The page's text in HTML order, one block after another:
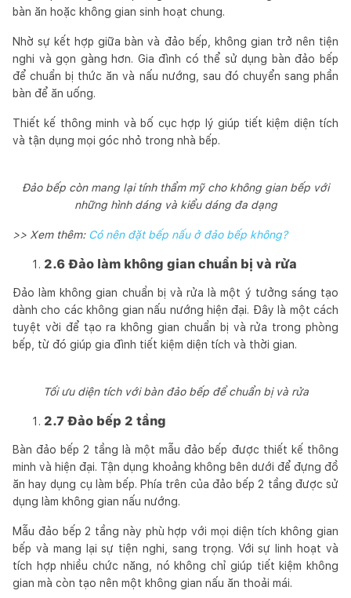
bàn ăn hoặc không gian sinh hoạt chung.
Nhờ sự kết hợp giữa bàn và đảo bếp, không gian trở nên tiện
nghi và gọn gàng hơn. Gia đình có thể sử dụng bàn đảo bếp
để chuẩn bị thức ăn và nấu nướng, sau đó chuyển sang phần
bàn để ăn uống.
Thiết kế thông minh và bố cục hợp lý giúp tiết kiệm diện tích
và tận dụng mọi góc nhỏ trong nhà bếp.
Đảo bếp còn mang lại tính thẩm mỹ cho không gian bếp với
những hình dáng và kiểu dáng đa dạng
>> Xem thêm: Có nên đặt bếp nấu ở đảo bếp không?
2.6 Đảo làm không gian chuẩn bị và rửa
Đảo làm không gian chuẩn bị và rửa là một ý tưởng sáng tạo
dành cho các không gian nấu nướng hiện đại. Đây là một cách
tuyệt vời để tạo ra không gian chuẩn bị và rửa trong phòng
bếp, từ đó giúp gia đình tiết kiệm diện tích và thời gian.
Tối ưu diện tích với bàn đảo bếp để chuẩn bị và rửa
2.7 Đảo bếp 2 tầng
Bàn đảo bếp 2 tầng là một mẫu đảo bếp được thiết kế thông
minh và hiện đại. Tận dụng khoảng không bên dưới để đựng đồ
ăn hay dụng cụ làm bếp. Phía trên của đảo bếp 2 tầng được sử
dụng làm không gian nấu nướng.
Mẫu đảo bếp 2 tầng này phù hợp với mọi diện tích không gian
bếp và mang lại sự tiện nghi, sang trọng. Với sự linh hoạt và
tích hợp nhiều chức năng, nó không chỉ giúp tiết kiệm không
gian mà còn tạo nên một không gian nấu ăn thoải mái.